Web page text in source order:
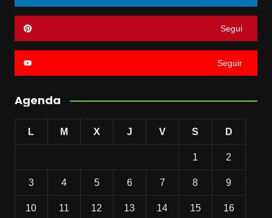
Segui
Seguir
Agenda
L M X J V S D
1 2
3 4 5 6 7 8 9
10 11 12 13 14 15 16